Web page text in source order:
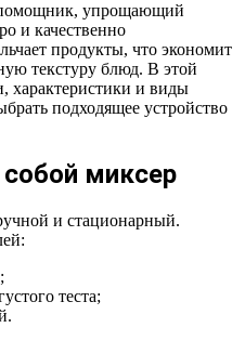
упрощающий
и качественно
продукты, что экономит
текстуру блюд. В этой
характеристики и виды
подходящее устройство
миксер
и стационарный.
теста;